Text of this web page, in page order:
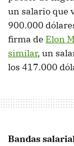
un salario que
900.000
firma de Elon
similar, un
los 417.000
Bandas